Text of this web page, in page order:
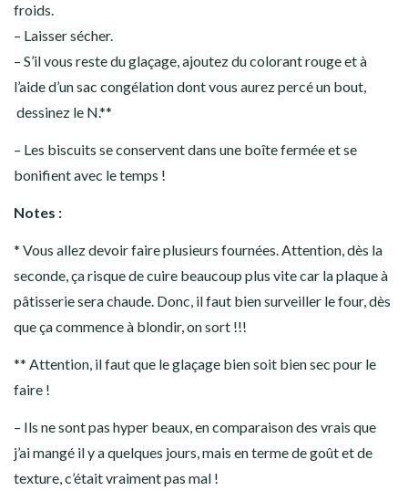
froids.
– Laisser sécher.
– S’il vous reste du glaçage, ajoutez du colorant rouge et à
l’aide d’un sac congélation dont vous aurez percé un bout,
dessinez le N.**
– Les biscuits se conservent dans une boîte fermée et se
bonifient avec le temps !
Notes :
* Vous allez devoir faire plusieurs fournées. Attention, dès la
seconde, ça risque de cuire beaucoup plus vite car la plaque à
pâtisserie sera chaude. Donc, il faut bien surveiller le four, dès
que ça commence à blondir, on sort !!!
** Attention, il faut que le glaçage bien soit bien sec pour le
faire !
– Ils ne sont pas hyper beaux, en comparaison des vrais que
j’ai mangé il y a quelques jours, mais en terme de goût et de
texture, c’était vraiment pas mal !